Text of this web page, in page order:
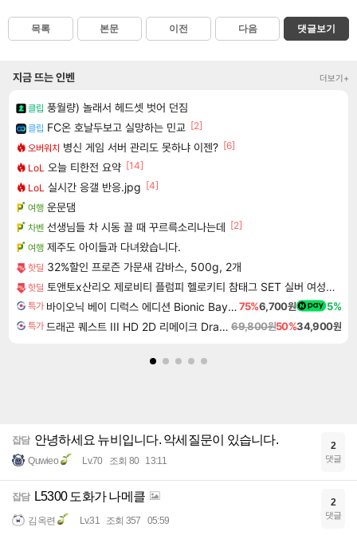
목록 본문 이전 다음 댓글보기
지금 뜨는 인벤 더보기+
클립 풍월량) 놀래서 헤드셋 벗어 던짐
클립 FC온 호날두보고 실망하는 민교 [2]
오버워치 병신 게임 서버 관리도 못하냐 이젠? [6]
LoL 오늘 티한전 요약 [14]
LoL 실시간 응갤 반응.jpg [4]
여행 운문댐
차벤 선생님들 차 시동 끌 때 꾸르륵소리나는데 [2]
여행 제주도 아이들과 다녀왔습니다.
핫딜 32%할인 프로즌 가문새 감바스, 500g, 2개
핫딜 토앤토x산리오 제로비티 플럼피 헬로키티 참태그 SET 실버 여성용 쪼리
특가 바이오닉 베이 디럭스 에디션 Bionic Bay Deluxe Edition75%6,700원 5%
특가 드래곤 퀘스트 III HD 2D 리메이크 Dragon Quest III HD 2D Remake 69,800원50%34,900원
잡담 안녕하세요 뉴비입니다. 악세질문이 있습니다.
Quwieo Lv.70 조회 80 13:11
2
댓글
잡담 L5300 도화가 나메클
김옥련 Lv.31 조회 357 05:59
2
댓글